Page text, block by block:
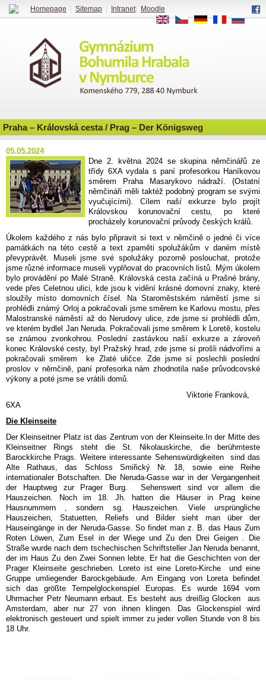
Praha – Královská cesta / Prag – Der Königsweg
05.05.2024
Dne 2. května 2024 se skupina němčinářů ze
třídy 6XA vydala s paní profesorkou Haníkovou
směrem Praha Masarykovo nádraží. (Ostatní
němčináři měli taktéž podobný program se svými
vyučujícími). Cílem naší exkurze bylo projít
Královskou korunovační cestu, po které
procházely korunovační průvody českých králů.
Úkolem každého z nás bylo připravit si text v němčině o jedné či více
památkách na této cestě a text zpaměti spolužákům v daném místě
převyprávět. Museli jsme své spolužáky pozorně poslouchat, protože
jsme různé informace museli vyplňovat do pracovních listů. Mým úkolem
bylo provádění po Malé Straně. Královská cesta začíná u Prašné brány,
vede přes Celetnou ulici, kde jsou k vidění krásné domovní znaky, které
sloužily místo domovních čísel. Na Staroměstském náměstí jsme si
prohlédli známý Orloj a pokračovali jsme směrem ke Karlovu mostu, přes
Malostranské náměstí až do Nerudovy ulice, zde jsme si prohlédli dům,
ve kterém bydlel Jan Neruda. Pokračovali jsme směrem k Loretě, kostelu
se známou zvonkohrou. Poslední zastávkou naší exkurze a zároveň
konec Královské cesty, byl Pražský hrad, zde jsme si prošli nádvořími a
pokračovali směrem ke Zlaté uličce. Zde jsme si poslechli poslední
proslov v němčině, paní profesorka nám zhodnotila naše průvodcovské
výkony a poté jsme se vrátili domů.
Viktorie Franková,
6XA
Die Kleinseite
Der Kleinseitner Platz ist das Zentrum von der Kleinseite.In der Mitte des
Kleinseitner Rings steht die St. Nikolauskirche, die berühmteste
Barockkirche Prags. Weitere interessante Sehenswürdigkeiten sind das
Alte Rathaus, das Schloss Smiřický Nr. 18, sowie eine Reihe
internationaler Botschaften. Die Neruda-Gasse war in der Vergangenheit
der Hauptweg zur Prager Burg. Sehenswert sind vor allem die
Hauszeichen. Noch im 18. Jh. hatten die Häuser in Prag keine
Hausnummern , sondern sg. Hauszeichen. Viele ursprüngliche
Hauszeichen, Statuetten, Reliefs und Bilder sieht man über der
Hauseingänge in der Neruda-Gasse. So findet man z. B. das Haus Zum
Roten Löwen, Zum Esel in der Wiege und Zu den Drei Geigen . Die
Straße wurde nach dem tschechischen Schriftsteller Jan Neruda benannt,
der im Haus Zu den Zwei Sonnen lebte. Er hat die Geschichten von der
Prager Kleinseite geschrieben. Loreto ist eine Loreto-Kirche und eine
Gruppe umliegender Barockgebäude. Am Eingang von Loreta befindet
sich das größte Tempelglockenspiel Europas. Es wurde 1694 vom
Uhrmacher Petr Neumann erbaut. Es besteht aus dreißig Glocken aus
Amsterdam, aber nur 27 von ihnen klingen. Das Glockenspiel wird
elektronisch gesteuert und spielt immer zu jeder vollen Stunde von 8 bis
18 Uhr.
Homepage Sitemap Intranet|
Moodle
EN
CS DE FR RU